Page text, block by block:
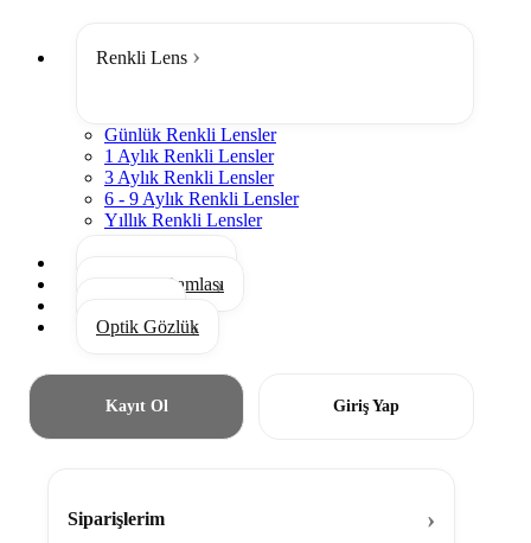
Renkli Lens
Günlük Renkli Lensler
1 Aylık Renkli Lensler
3 Aylık Renkli Lensler
6 - 9 Aylık Renkli Lensler
Yıllık Renkli Lensler
Gözyaşı Damlası
Optik Gözlük
Kayıt Ol Giriş Yap
Siparişlerim